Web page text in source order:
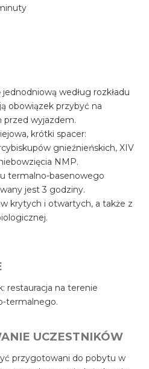
według rozkładu
obowiązek przybyć na
przed wyjazdem.
krótki spacer:
gnieźnieńskich, XIV
NMP.
termalno-basenowego
jest 3 godziny.
krytych i otwartych, a także z
restauracja na terenie
termalnego.
UCZESTNIKÓW
przygotowani do pobytu w